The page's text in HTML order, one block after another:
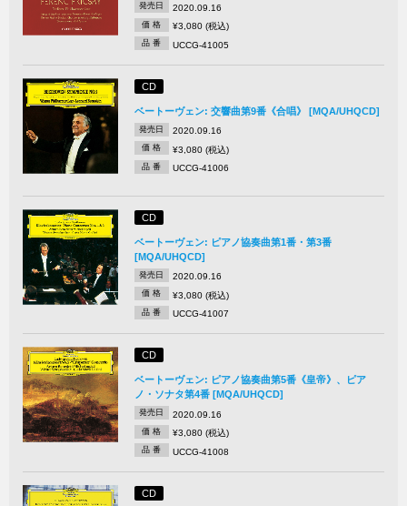
発売日 2020.09.16
価 格 ¥3,080 (税込)
品 番 UCCG-41005
CD
ベートーヴェン: 交響曲第9番《合唱》 [MQA/UHQCD]
発売日 2020.09.16
価 格 ¥3,080 (税込)
品 番 UCCG-41006
CD
ベートーヴェン: ピアノ協奏曲第1番・第3番
[MQA/UHQCD]
発売日 2020.09.16
価 格 ¥3,080 (税込)
品 番 UCCG-41007
CD
ベートーヴェン: ピアノ協奏曲第5番《皇帝》、ピア
ノ・ソナタ第4番 [MQA/UHQCD]
発売日 2020.09.16
価 格 ¥3,080 (税込)
品 番 UCCG-41008
CD